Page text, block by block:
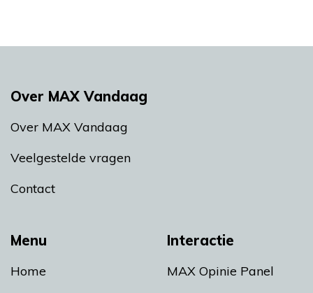
Menu
Home
Interactie
MAX Opinie Panel
Over MAX Vandaag
Over MAX Vandaag
Veelgestelde vragen
Contact